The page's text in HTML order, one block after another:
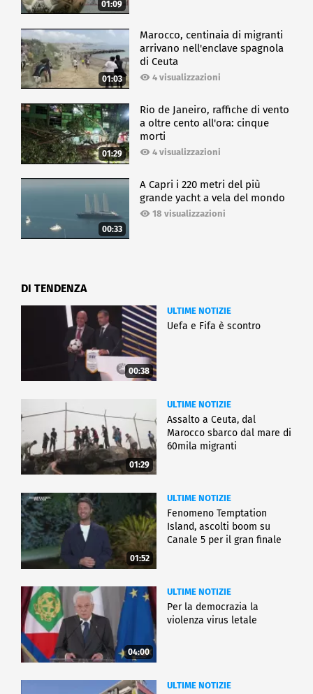
01:09
01:03
Marocco, centinaia di migranti
arrivano nell'enclave spagnola
di Ceuta
4 visualizzazioni
01:29
Rio de Janeiro, raffiche di vento
a oltre cento all'ora: cinque
morti
4 visualizzazioni
00:33
A Capri i 220 metri del più
grande yacht a vela del mondo
18 visualizzazioni
DI TENDENZA
00:38
ULTIME NOTIZIE
Uefa e Fifa è scontro
01:29
ULTIME NOTIZIE
Assalto a Ceuta, dal
Marocco sbarco dal mare di
60mila migranti
01:52
ULTIME NOTIZIE
Fenomeno Temptation
Island, ascolti boom su
Canale 5 per il gran finale
04:00
ULTIME NOTIZIE
Per la democrazia la
violenza virus letale
ULTIME NOTIZIE